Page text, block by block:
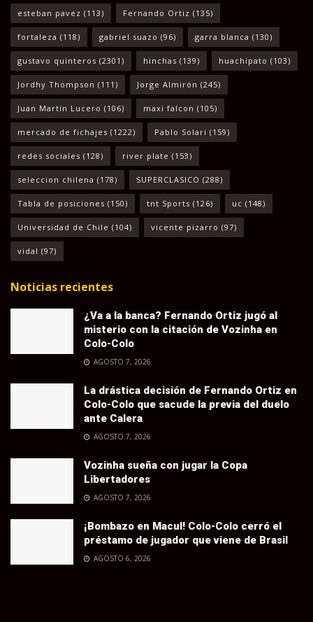
esteban pavez (113) Fernando Ortiz (135)
fortaleza (118) gabriel suazo (96) garra blanca (130)
gustavo quinteros (2301) hinchas (139) huachipato (103)
Jordhy Thompson (111) Jorge Almirón (245)
Juan Martín Lucero (106) maxi falcon (105)
mercado de fichajes (1222) Pablo Solari (159)
redes sociales (128) river plate (153)
seleccion chilena (178) SUPERCLASICO (288)
Tabla de posiciones (150) tnt Sports (126) uc (148)
Universidad de Chile (104) vicente pizarro (97)
vidal (97)
Noticias recientes
¿Va a la banca? Fernando Ortiz jugó al
misterio con la citación de Vozinha en
Colo-Colo
AGOSTO 7, 2026
La drástica decisión de Fernando Ortiz en
Colo-Colo que sacude la previa del duelo
ante Calera
AGOSTO 7, 2026
Vozinha sueña con jugar la Copa
Libertadores
AGOSTO 7, 2026
¡Bombazo en Macul! Colo-Colo cerró el
préstamo de jugador que viene de Brasil
AGOSTO 6, 2026